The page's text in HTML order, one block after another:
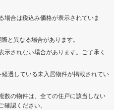
場合は税込み価格が表示されていま
と異なる場合があります。
されない場合があります。ご了承く
経過している未入居物件が掲載されてい
数の物件は、全ての住戸に該当しない
認ください。